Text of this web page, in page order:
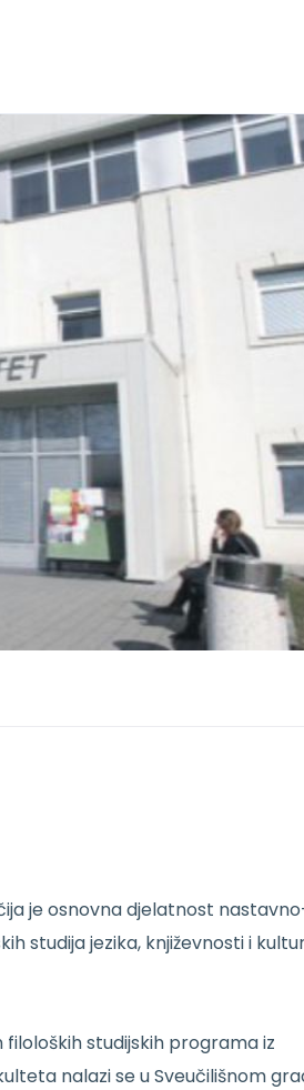
je osnovna djelatnost
studija jezika, književnosti i
studijskih programa iz
nalazi se u Sveučilišnom